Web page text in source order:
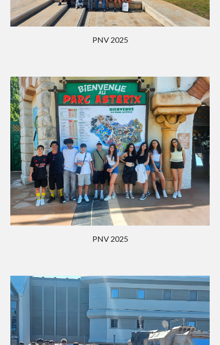
PNV 2025
PNV 2025